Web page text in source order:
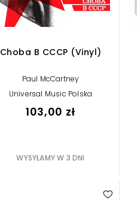
Choba B CCCP (Vinyl)
Paul McCartney
Universal Music Polska
103,00 zł
WYSYŁAMY W 3 DNI